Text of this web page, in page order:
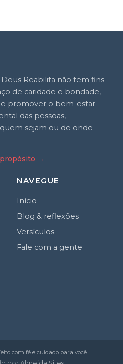
Reabilita não tem fins
de caridade e bondade,
promover o bem-estar
das pessoas,
sejam ou de onde
→
NAVEGUE
Início
Blog & reflexões
Versículos
Fale com a gente
com fé e cuidado para você.